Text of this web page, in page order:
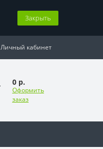
Закрыть
Личный кабинет
0 р.
Оформить
заказ